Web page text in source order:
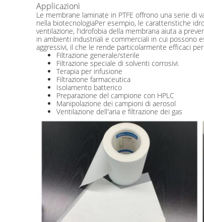
Applicazioni
Le membrane laminate in PTFE offrono una serie
nella biotecnologiaPer esempio, le caratteristiche
ventilazione, l'idrofobia della membrana aiuta a
in ambienti industriali e commerciali in cui possono
aggressivi, il che le rende particolarmente efficaci
Filtrazione generale/sterile
Filtrazione speciale di solventi corrosivi.
Terapia per infusione
Filtrazione farmaceutica
Isolamento batterico
Preparazione del campione con HPLC
Manipolazione dei campioni di aerosol
Ventilazione dell'aria e filtrazione dei gas